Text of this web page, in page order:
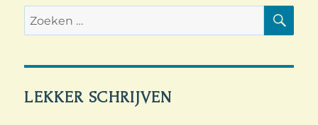
Zoeken
naar:
LEKKER SCHRIJVEN